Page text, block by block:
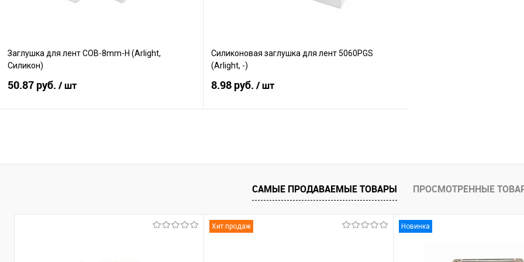
Заглушка для лент COB-8mm-H (Arlight,
Силикон)
50.87 руб. / шт
Сравнение
Силиконовая заглушка для лент 5060PGS
(Arlight, -)
8.98 руб. / шт
Сравнение
В избранное
В наличии
САМЫЕ ПРОДАВАЕМЫЕ ТОВАРЫ ПРОСМОТРЕННЫЕ
Хит продаж Новинка